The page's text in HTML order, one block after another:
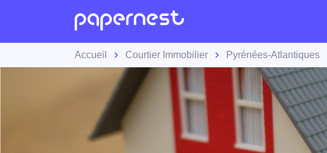
Accueil Courtier Immobilier Pyrénées-Atlantiques